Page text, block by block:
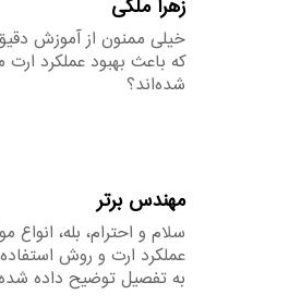
زهرا ملکی
خیلی ممنون از آموزش
که باعث بهبود عملکرد
شده‌اند؟
مهندس برتر
سلام و احترام، بله، انواع
عملکرد ارت و روش
به تفصیل توضیح داده